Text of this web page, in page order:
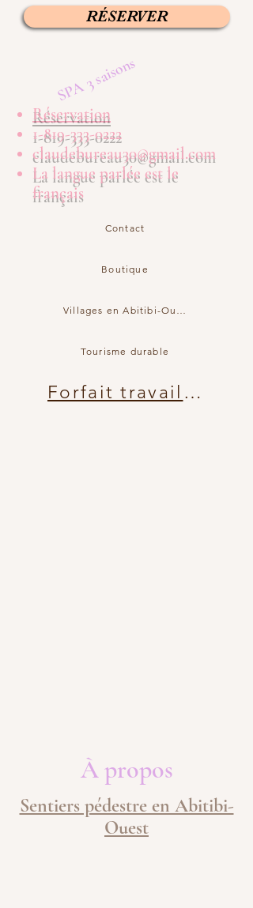
RÉSERVER
SPA 3 saisons
Réservation
1-819-333-0222
claudebureau30@gmail.com
La langue parlée est le
français
Contact
Boutique
Tourisme durable
Forfait travailleurs
À propos
Sentiers pédestre en Abitibi-
Ouest